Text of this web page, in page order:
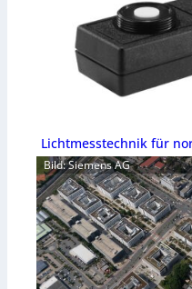
Lichtmesstechnik für
Bild: Siemens AG